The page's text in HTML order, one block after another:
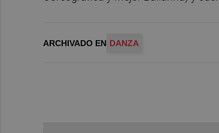
ARCHIVADO EN DANZA